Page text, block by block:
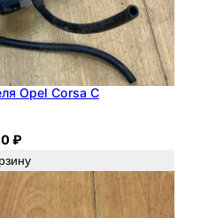
Opel Corsa C
₽